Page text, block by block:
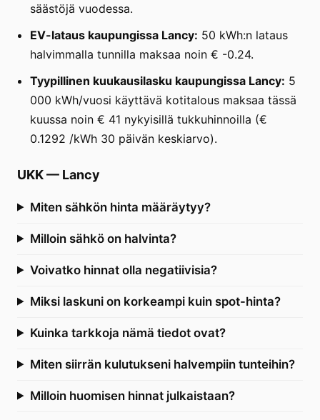
säästöjä vuodessa.
EV-lataus kaupungissa Lancy: 50 kWh:n lataus
halvimmalla tunnilla maksaa noin € -0.24.
Tyypillinen kuukausilasku kaupungissa Lancy: 5
000 kWh/vuosi käyttävä kotitalous maksaa tässä
kuussa noin € 41 nykyisillä tukkuhinnoilla (€
0.1292 /kWh 30 päivän keskiarvo).
UKK— Lancy
Miten sähkön hinta määräytyy?
Milloin sähkö on halvinta?
Voivatko hinnat olla negatiivisia?
Miksi laskuni on korkeampi kuin spot-hinta?
Kuinka tarkkoja nämä tiedot ovat?
Miten siirrän kulutukseni halvempiin tunteihin?
Milloin huomisen hinnat julkaistaan?